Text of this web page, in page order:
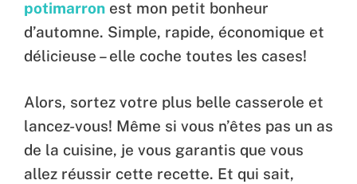
potimarron est mon petit bonheur
d’automne. Simple, rapide, économique et
délicieuse – elle coche toutes les cases!
Alors, sortez votre plus belle casserole et
lancez-vous! Même si vous n’êtes pas un as
de la cuisine, je vous garantis que vous
allez réussir cette recette. Et qui sait,